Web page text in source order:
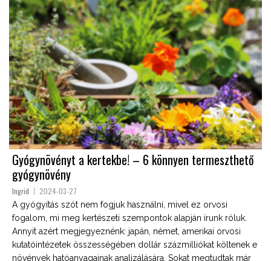
Gyógynövényt a kertekbe! – 6 könnyen termeszthető
gyógynövény
Ingrid 2024-03-27
A gyógyítás szót nem fogjuk használni, mivel ez orvosi
fogalom, mi meg kertészeti szempontok alapján írunk róluk.
Annyit azért megjegyeznénk: japán, német, amerikai orvosi
kutatóintézetek összességében dollár százmilliókat költenek e
növények hatóanyagainak analizálására. Sokat megtudtak már